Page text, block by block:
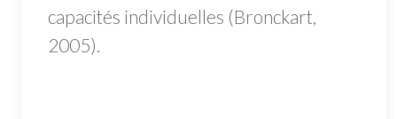
capacités individuelles (Bronckart,
2005).